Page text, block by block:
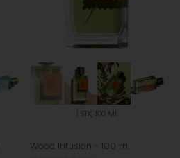
1 STK, 100 ML
Wood Infusion - 100 ml